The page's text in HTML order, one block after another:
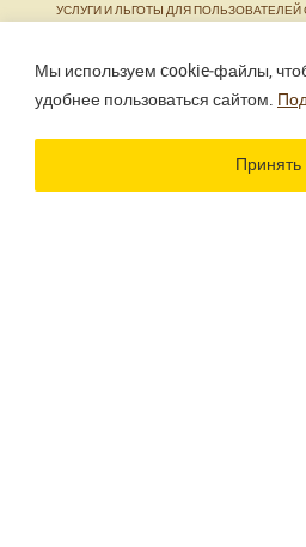
Мы используем cookie‑файлы,
удобнее пользоваться сайтом.
Принять
УСЛУГИ И ЛЬГОТЫ ДЛЯ
ЖИЗНЕДЕЯТЕЛЬНОСТИ
Использование материалов
при наличии активной ссылки.